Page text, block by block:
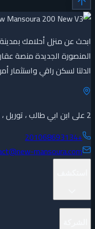
ابحث عن منزل أحلامك
المنصورة الجديدة منصة
الدلتا لسكن راقي واستثمار
2 على ابن ابي طالب ، توريل ، المنصورة أمام مبني المحافظه
+201068693134
mansoura.com